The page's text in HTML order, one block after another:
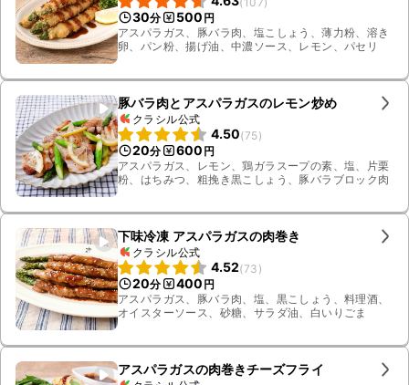
30分 500 円
アスパラガス、豚バラ肉、塩こしょう、薄力粉、溶き
卵、パン粉、揚げ油、中濃ソース、レモン、パセリ
豚バラ肉とアスパラガスのレモン炒め
クラシル公式
4.50(75)
20分 600 円
アスパラガス、レモン、鶏ガラスープの素、塩、片栗
粉、はちみつ、粗挽き黒こしょう、豚バラブロック肉
下味冷凍 アスパラガスの肉巻き
クラシル公式
4.52(73 )
20分 400 円
アスパラガス、豚バラ肉、塩、黒こしょう、料理酒、
オイスターソース、砂糖、サラダ油、白いりごま
アスパラガスの肉巻きチーズフライ